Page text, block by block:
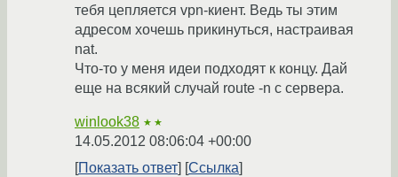
тебя цепляется vpn-киент. Ведь ты этим
адресом хочешь прикинуться, настраивая
nat.
Что-то у меня идеи подходят к концу. Дай
еще на всякий случай route -n с сервера.
winlook38 ★★
14.05.2012 08:06:04 +00:00
Показать ответ
Ссылка